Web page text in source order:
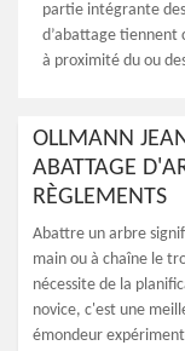
partie intégrante
d’abattage tiennent
à proximité du ou
OLLMANN
ABATTAGE
RÈGLEMENTS
Abattre un arbre
main ou à chaîne le
nécessite de la
novice, c'est une
émondeur